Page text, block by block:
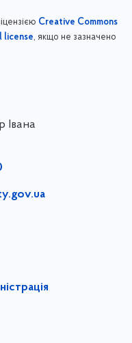
Creative Commons
license, якщо не зазначено
Івана